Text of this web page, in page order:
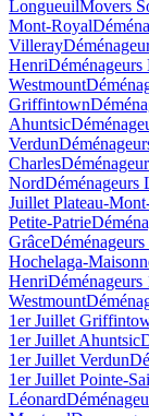
LongueuilMovers
Mont-Royal
Villeray
Henri
Westmount
Griffintown
Ahuntsic
Verdun
Charles
NordDéménageurs
Juillet Plateau-
Petite-Patrie
Grâce
Hochelaga-
Henri
Westmount
1er Juillet
1er Juillet Ahuntsic
1er Juillet Verdun
1er Juillet Pointe-
Léonard